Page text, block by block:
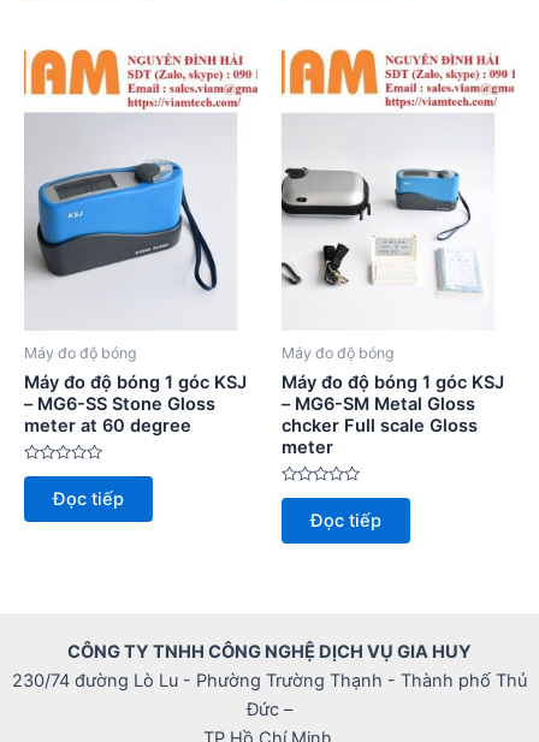
Máy đo độ bóng
Máy đo độ bóng 1 góc KSJ
– MG6-SS Stone Gloss
meter at 60 degree
Được
hạng
0
Đọc tiếp
Máy đo độ bóng
Máy đo độ bóng 1 góc KSJ
– MG6-SM Metal Gloss
chcker Full scale Gloss
meter
Được
hạng
0
Đọc tiếp
CÔNG TY TNHH CÔNG NGHỆ DỊCH VỤ GIA HUY
230/74 đường Lò Lu - Phường Trường Thạnh - Thành phố Thủ
Đức –